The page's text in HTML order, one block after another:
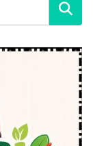
Buscar